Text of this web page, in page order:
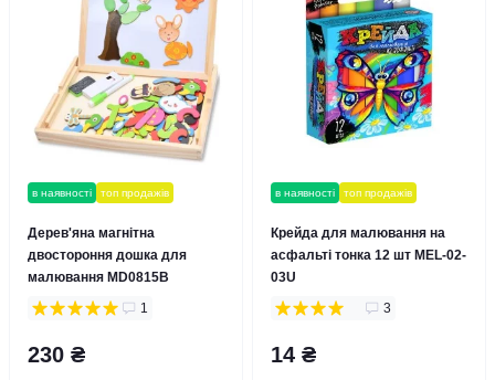
в наявності топ продажів
Дерев'яна магнітна
двостороння дошка для
малювання MD0815B
1
230 ₴
в наявності топ продажів
Крейда для малювання на
асфальті тонка 12 шт MEL-02-
03U
3
14 ₴